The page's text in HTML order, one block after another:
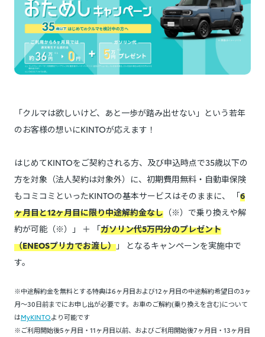
「クルマは欲しいけど、あと一歩が踏み出せない」という若年
のお客様の想いにKINTOが応えます！
はじめてKINTOをご契約される方、及び申込時点で35歳以下の
方を対象（法人契約は対象外）に、初期費用無料・自動車保険
もコミコミといったKINTOの基本サービスはそのままに、 「6
ヶ月目と12ヶ月目に限り中途解約金なし （※）で乗り換えや解
約が可能（※）」 ＋ 「ガソリン代5万円分のプレゼント
（ENEOSプリカでお渡し） 」 となるキャンペーンを実施中で
す。
※中途解約金を無料とする特典は6ヶ月目および12ヶ月目の中途解約希望日の3ヶ
月～30日前までにお申し出が必要です。お車のご解約(乗り換えを含む)について
はMyKINTOより可能です
※ご利用開始後5ヶ月目・11ヶ月目以前、およびご利用開始後7ヶ月目・13ヶ月目